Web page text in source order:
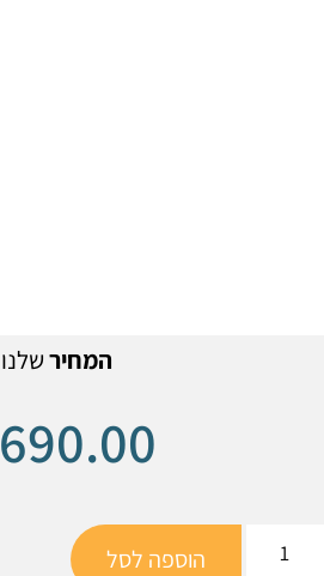
המחירשלנו
690.00
הוספה לסל